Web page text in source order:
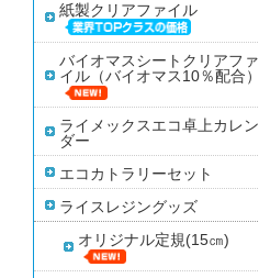
紙製クリアファイル
バイオマスシートクリアファ
イル（バイオマス10％配合）
ライメックスエコ卓上カレン
ダー
エコカトラリーセット
ライスレジングッズ
オリジナル定規(15㎝)